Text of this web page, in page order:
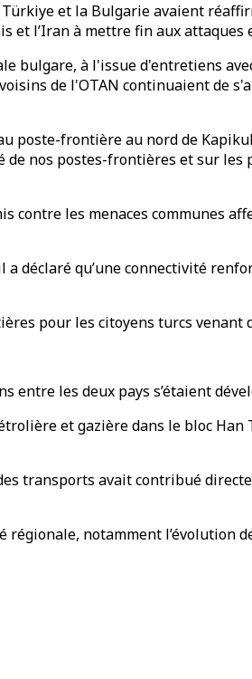
et la Bulgarie avaient
l’Iran à mettre fin aux attaques
bulgare, à l'issue d'entretiens
de l'OTAN continuaient de
poste-frontière au nord de
de nos postes-frontières et sur
contre les menaces communes
qu’une connectivité
pour les citoyens turcs venant
les deux pays s’étaient
et gazière dans le bloc
transports avait contribué
notamment l’évolution